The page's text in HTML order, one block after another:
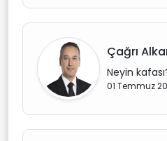
Çağrı
Neyin
01 Temmuz